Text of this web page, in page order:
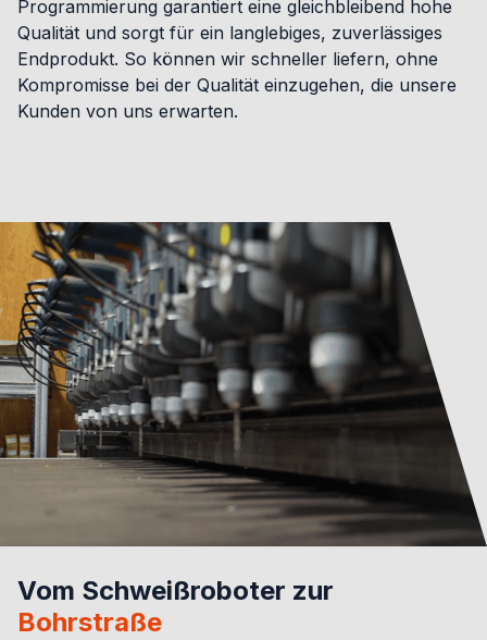
Programmierung garantiert eine gleichbleibend hohe
Qualität und sorgt für ein langlebiges, zuverlässiges
Endprodukt. So können wir schneller liefern, ohne
Kompromisse bei der Qualität einzugehen, die unsere
Kunden von uns erwarten.
Vom Schweißroboter zur
Bohrstraße